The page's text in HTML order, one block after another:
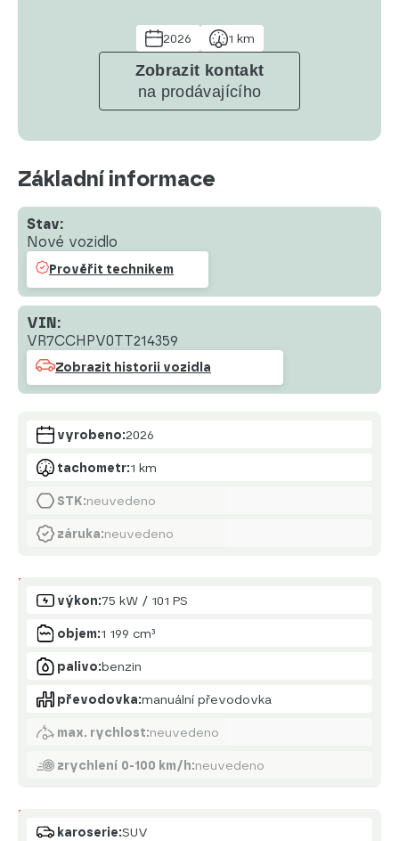
2026 1 km
Zobrazit kontakt
na prodávajícího
Základní informace
Stav:
Nové vozidlo
Prověřit technikem
VIN:
VR7CCHPV0TT214359
Zobrazit historii vozidla
vyrobeno:2026
tachometr:1 km
STK:neuvedeno
záruka:neuvedeno
Motor
výkon:75 kW / 101 PS
objem:1 199 cm³
palivo:benzin
převodovka:manuální převodovka
max. rychlost:neuvedeno
zrychlení 0-100 km/h:neuvedeno
Karoserie
karoserie:SUV